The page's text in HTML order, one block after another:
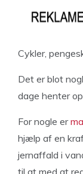
Cykler,
Det er blot
dage henter
For nogle er
hjælp af en
jernaffald i
til at med at